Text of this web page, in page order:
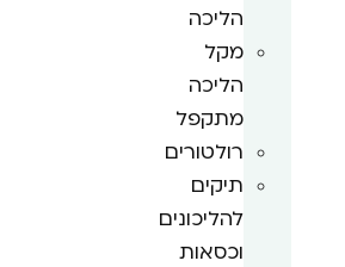
הליכה
מקל
הליכה
מתקפל
רולטורים
תיקים
להליכונים
וכסאות